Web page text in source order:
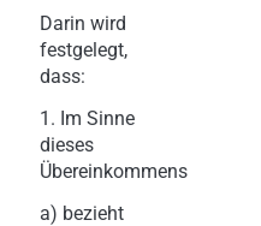
Darin wird
festgelegt,
dass:
1. Im Sinne
dieses
Übereinkommens
a) bezieht